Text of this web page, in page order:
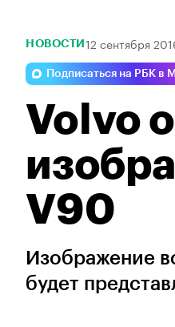
НОВОСТИ 12 сентября
Подписаться на РБК в
Volvo
V90
Изображение
будет